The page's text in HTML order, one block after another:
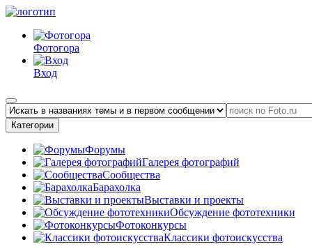
Фотогора
Вход
Категории
Форумы
Галерея фотографий
Сообщества
Барахолка
Выставки и проекты
Обсуждение фототехники
Фотоконкурсы
Классики фотоискусства